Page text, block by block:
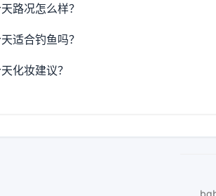
路况怎么样？
适合钓鱼吗？
化妆建议？